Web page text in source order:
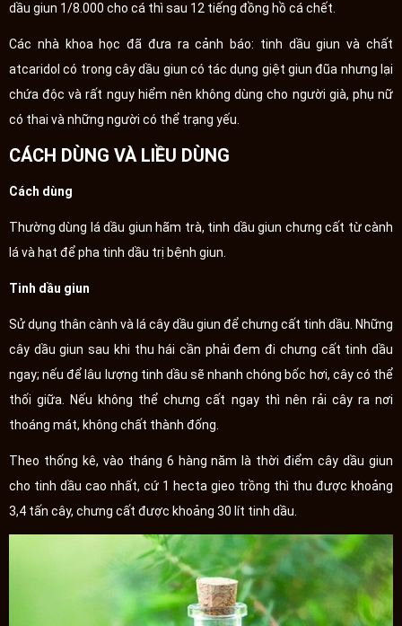
dầu giun 1/8.000 cho cá thì sau 12 tiếng đồng hồ cá chết.
Các nhà khoa học đã đưa ra cảnh báo: tinh dầu giun và chất
atcaridol có trong cây dầu giun có tác dụng giệt giun đũa nhưng lại
chứa độc và rất nguy hiểm nên không dùng cho người già, phụ nữ
có thai và những người có thể trạng yếu.
CÁCH DÙNG VÀ LIỀU DÙNG
Cách dùng
Thường dùng lá dầu giun hãm trà, tinh dầu giun chưng cất từ cành
lá và hạt để pha tinh dầu trị bệnh giun.
Tinh dầu giun
Sử dụng thân cành và lá cây dầu giun để chưng cất tinh dầu. Những
cây dầu giun sau khi thu hái cần phải đem đi chưng cất tinh dầu
ngay; nếu để lâu lượng tinh dầu sẽ nhanh chóng bốc hơi, cây có thể
thối giữa. Nếu không thể chưng cất ngay thì nên rải cây ra nơi
thoáng mát, không chất thành đống.
Theo thống kê, vào tháng 6 hàng năm là thời điểm cây dầu giun
cho tinh dầu cao nhất, cứ 1 hecta gieo trồng thì thu được khoảng
3,4 tấn cây, chưng cất được khoảng 30 lít tinh dầu.